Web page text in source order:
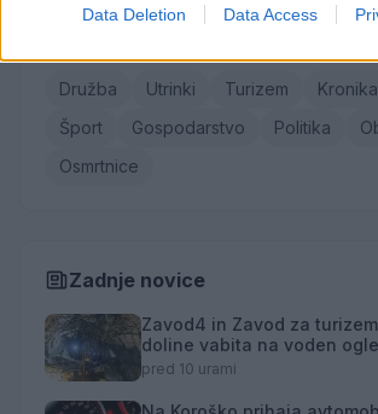
Data Deletion Data Access
Družba Utrinki Turizem Kronika
Šport
Gospodarstvo Politika
Osmrtnice
Zadnje novice
Zavod4 in Zavod za
doline vabita na voden
zijalke
pred 10 urami